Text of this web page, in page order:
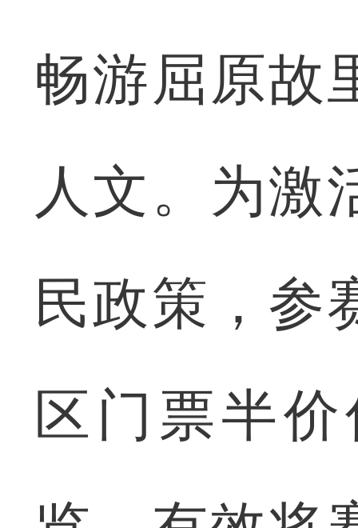
畅游屈原故
人文。为激
民政策，参
区门票半